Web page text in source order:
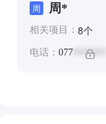
周 周*
相关项目： 8个
电话： 077 *******